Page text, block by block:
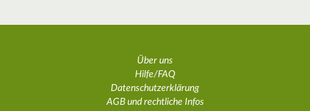
Über uns
Hilfe/FAQ
Datenschutzerklärung
AGB und rechtliche Infos